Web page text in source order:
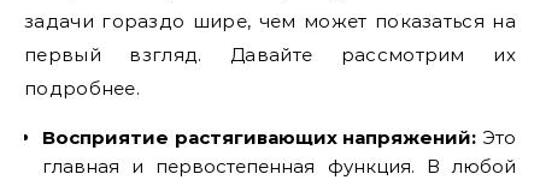
задачи гораздо шире, чем может показаться на
первый взгляд. Давайте рассмотрим их
подробнее.
Восприятие растягивающих напряжений: Это
главная и первостепенная функция. В любой